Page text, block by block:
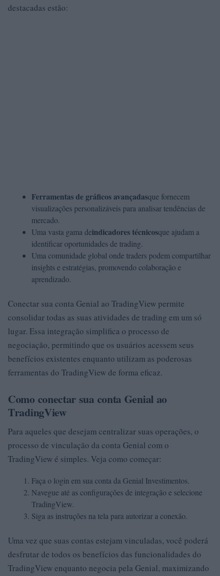
destacadas estão:
Ferramentas de gráficos avançadasque fornecem
visualizações personalizáveis para analisar tendências de
mercado.
Uma vasta gama deindicadores técnicosque ajudam a
identificar oportunidades de trading.
Uma comunidade global onde traders podem compartilhar
insights e estratégias, promovendo colaboração e
aprendizado.
Conectar sua conta Genial ao TradingView permite
consolidar todas as suas atividades de trading em um só
lugar. Essa integração simplifica o processo de
negociação, permitindo que os usuários acessem seus
benefícios existentes enquanto utilizam as poderosas
ferramentas do TradingView de forma eficaz.
Como conectar sua conta Genial ao
TradingView
Para aqueles que desejam centralizar suas operações, o
processo de vinculação da conta Genial com o
TradingView é simples. Veja como começar:
Faça o login em sua conta da Genial Investimentos.
Navegue até as configurações de integração e selecione
TradingView.
Siga as instruções na tela para autorizar a conexão.
Uma vez que suas contas estejam vinculadas, você poderá
desfrutar de todos os benefícios das funcionalidades do
TradingView enquanto negocia pela Genial, maximizando